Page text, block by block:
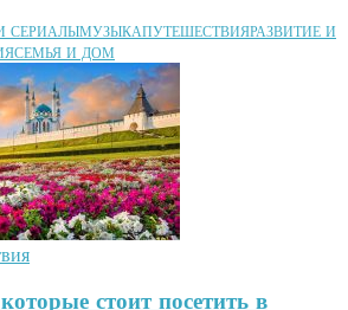
СЕРИАЛЫМУЗЫКАПУТЕШЕСТВИЯРАЗВИТИЕ И
СЕМЬЯ И ДОМ
стоит посетить в